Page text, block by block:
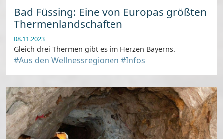
Bad Füssing: Eine von Europas größten
Thermenlandschaften
08.11.2023
Gleich drei Thermen gibt es im Herzen Bayerns.
#Aus den Wellnessregionen #Infos